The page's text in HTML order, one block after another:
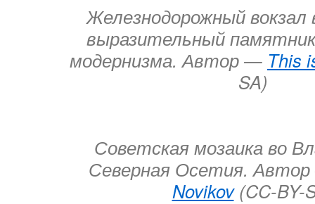
Железнодорожный
выразительный
модернизма. Автор — This
SA)
Советская мозаика во
Северная Осетия.
Novikov(CC-BY-